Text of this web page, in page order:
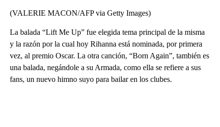
(VALERIE MACON/AFP via Getty Images)
La balada “Lift Me Up” fue elegida tema principal de la misma
y la razón por la cual hoy Rihanna está nominada, por primera
vez, al premio Oscar. La otra canción, “Born Again”, también es
una balada, negándole a su Armada, como ella se refiere a sus
fans, un nuevo himno suyo para bailar en los clubes.